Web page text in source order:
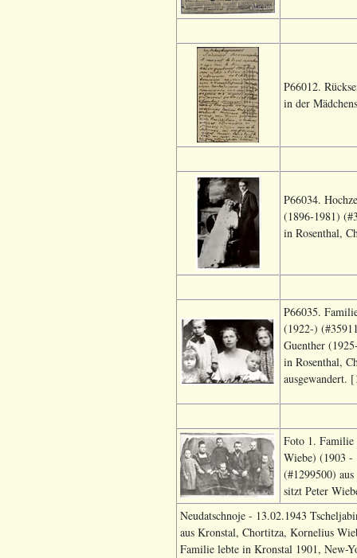
P66012.
in der
P66034.
(1896-1981)
in Rosenthal,
P66035.
(1922-)
Guenther
in Rosenthal,
ausgewandert.
Foto 1. Familie
Wiebe) (1903 -
(#1299500)
sitzt Peter
Neudatschnoje - 13.02.1943
aus Kronstal, Chortitza, Kornelius
Familie lebte in Kronstal 1901, New-